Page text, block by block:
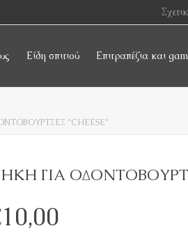
Είδη σπιτιού Επιτραπέζια και
“CHEESE”
ΓΙΑ
10,00